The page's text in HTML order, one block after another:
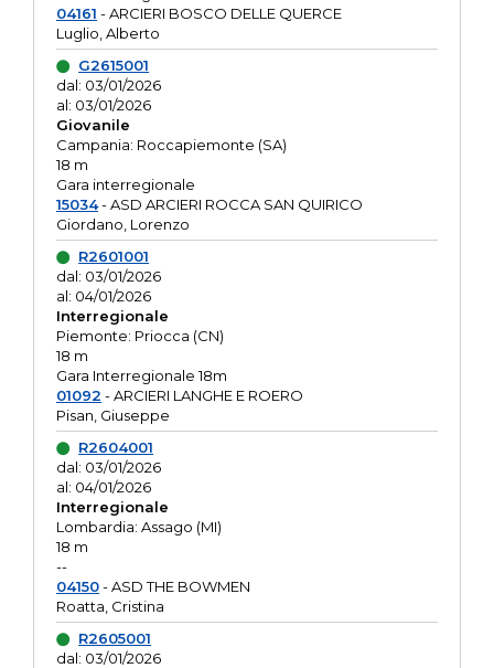
04161 - ARCIERI BOSCO DELLE QUERCE
Luglio, Alberto
G2615001
dal: 03/01/2026
al: 03/01/2026
Giovanile
Campania: Roccapiemonte (SA)
18 m
Gara interregionale
15034- ASD ARCIERI ROCCA SAN QUIRICO
Giordano, Lorenzo
R2601001
dal: 03/01/2026
al: 04/01/2026
Interregionale
Piemonte: Priocca (CN)
18 m
Gara Interregionale 18m
01092 - ARCIERI LANGHE E ROERO
Pisan, Giuseppe
R2604001
dal: 03/01/2026
al: 04/01/2026
Interregionale
Lombardia: Assago (MI)
18 m
--
04150- ASD THE BOWMEN
Roatta, Cristina
R2605001
dal: 03/01/2026